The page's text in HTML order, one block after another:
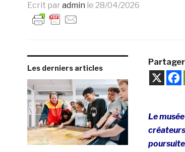
Ecrit par admin le 28/04/2026
Les derniers articles
Partager
Le